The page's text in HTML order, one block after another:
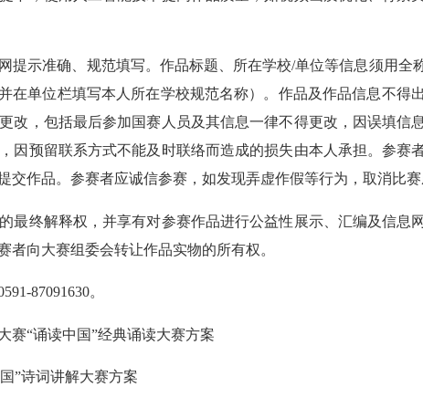
示准确、规范填写。作品标题、所在学校/单位等信息须用全
在单位栏填写本人所在学校规范名称）。作品及作品信息不得
改，包括最后参加国赛人员及其信息一律不得更改，因误填信
因预留联系方式不能及时联络而造成的损失由本人承担。参赛
交作品。参赛者应诚信参赛，如发现弄虚作假等行为，取消比
终解释权，并享有对参赛作品进行公益性展示、汇编及信息
向大赛组委会转让作品实物的所有权。
87091630。
“诵读中国”经典诵读大赛方案
诗词讲解大赛方案